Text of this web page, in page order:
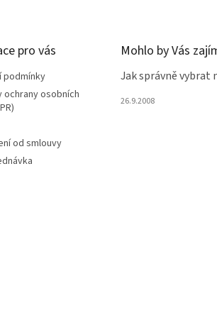
pro vás
podmínky
ochrany osobních
od smlouvy
Mohlo by Vás
Jak správně vybrat
26.9.2008